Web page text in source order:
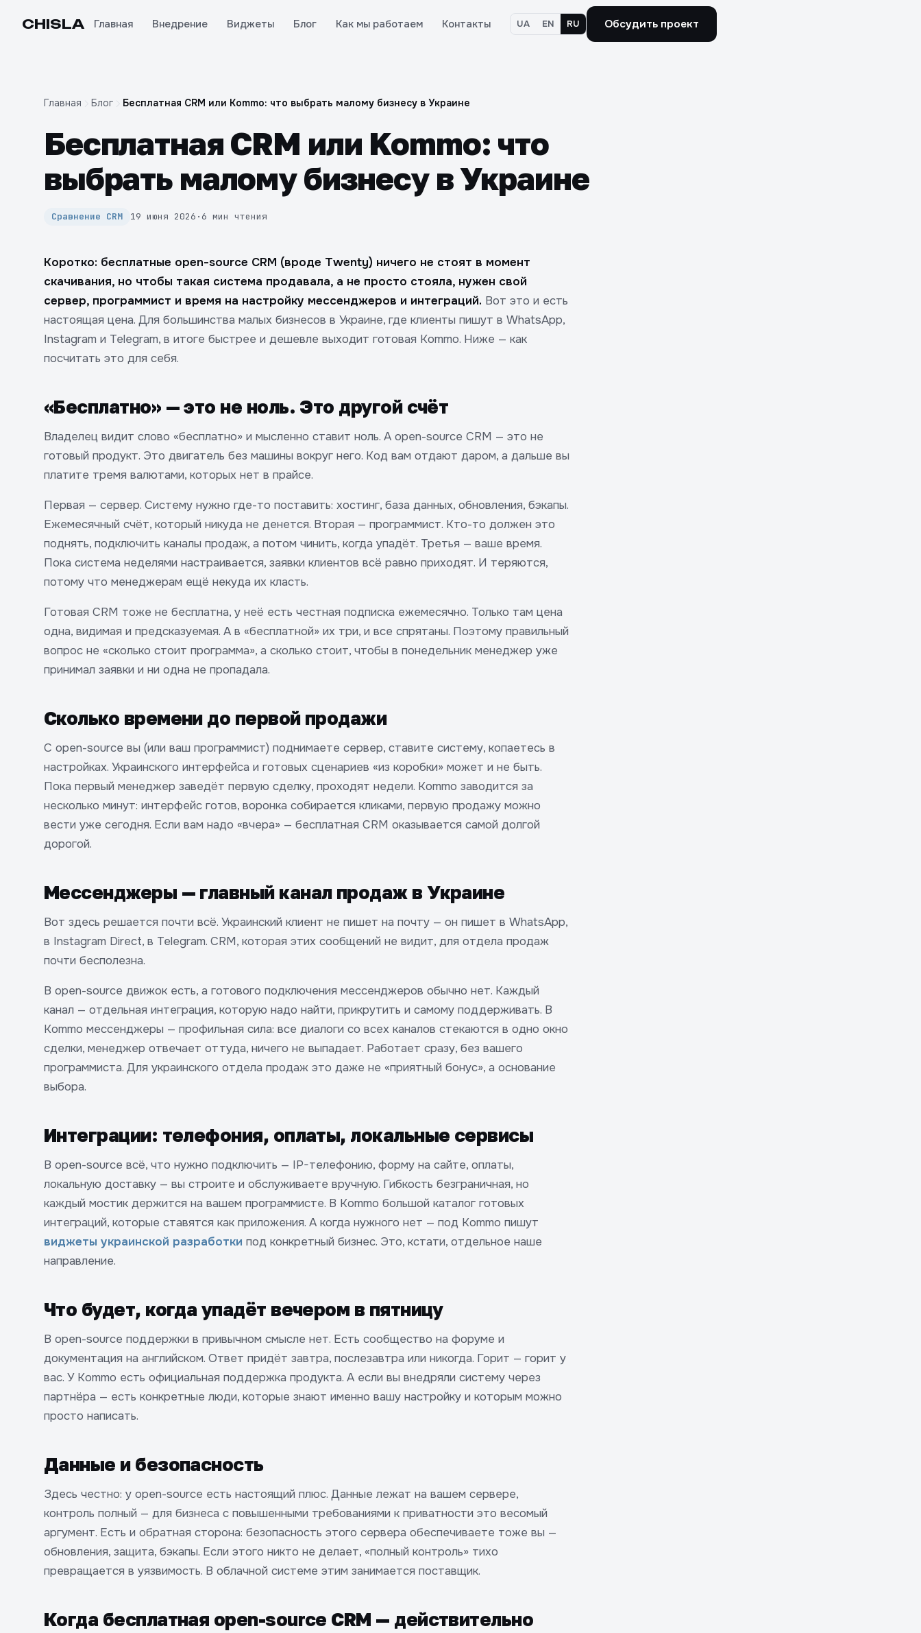
CHISLA Главная Внедрение Виджеты Блог Как мы работаем Контакты UA EN RU Обсудить проект
Главная Блог Бесплатная CRM или Kommo: что выбрать малому бизнесу в Украине
Бесплатная CRM или Kommo: что
выбрать малому бизнесу в Украине
Сравнение CRM 19 июня 2026 · 6 мин чтения
Коротко: бесплатные open-source CRM (вроде Twenty) ничего не стоят в момент
скачивания, но чтобы такая система продавала, а не просто стояла, нужен свой
сервер, программист и время на настройку мессенджеров и интеграций. Вот это и есть
настоящая цена. Для большинства малых бизнесов в Украине, где клиенты пишут в WhatsApp,
Instagram и Telegram, в итоге быстрее и дешевле выходит готовая Kommo. Ниже — как
посчитать это для себя.
«Бесплатно» — это не ноль. Это другой счёт
Владелец видит слово «бесплатно» и мысленно ставит ноль. А open-source CRM — это не
готовый продукт. Это двигатель без машины вокруг него. Код вам отдают даром, а дальше вы
платите тремя валютами, которых нет в прайсе.
Первая — сервер. Систему нужно где-то поставить: хостинг, база данных, обновления, бэкапы.
Ежемесячный счёт, который никуда не денется. Вторая — программист. Кто-то должен это
поднять, подключить каналы продаж, а потом чинить, когда упадёт. Третья — ваше время.
Пока система неделями настраивается, заявки клиентов всё равно приходят. И теряются,
потому что менеджерам ещё некуда их класть.
Готовая CRM тоже не бесплатна, у неё есть честная подписка ежемесячно. Только там цена
одна, видимая и предсказуемая. А в «бесплатной» их три, и все спрятаны. Поэтому правильный
вопрос не «сколько стоит программа», а сколько стоит, чтобы в понедельник менеджер уже
принимал заявки и ни одна не пропадала.
Сколько времени до первой продажи
С open-source вы (или ваш программист) поднимаете сервер, ставите систему, копаетесь в
настройках. Украинского интерфейса и готовых сценариев «из коробки» может и не быть.
Пока первый менеджер заведёт первую сделку, проходят недели. Kommo заводится за
несколько минут: интерфейс готов, воронка собирается кликами, первую продажу можно
вести уже сегодня. Если вам надо «вчера» — бесплатная CRM оказывается самой долгой
дорогой.
Мессенджеры — главный канал продаж в Украине
Вот здесь решается почти всё. Украинский клиент не пишет на почту — он пишет в WhatsApp,
в Instagram Direct, в Telegram. CRM, которая этих сообщений не видит, для отдела продаж
почти бесполезна.
В open-source движок есть, а готового подключения мессенджеров обычно нет. Каждый
канал — отдельная интеграция, которую надо найти, прикрутить и самому поддерживать. В
Kommo мессенджеры — профильная сила: все диалоги со всех каналов стекаются в одно окно
сделки, менеджер отвечает оттуда, ничего не выпадает. Работает сразу, без вашего
программиста. Для украинского отдела продаж это даже не «приятный бонус», а основание
выбора.
Интеграции: телефония, оплаты, локальные сервисы
В open-source всё, что нужно подключить — IP-телефонию, форму на сайте, оплаты,
локальную доставку — вы строите и обслуживаете вручную. Гибкость безграничная, но
каждый мостик держится на вашем программисте. В Kommo большой каталог готовых
интеграций, которые ставятся как приложения. А когда нужного нет — под Kommo пишут
виджеты украинской разработки под конкретный бизнес. Это, кстати, отдельное наше
направление.
Что будет, когда упадёт вечером в пятницу
В open-source поддержки в привычном смысле нет. Есть сообщество на форуме и
документация на английском. Ответ придёт завтра, послезавтра или никогда. Горит — горит у
вас. У Kommo есть официальная поддержка продукта. А если вы внедряли систему через
партнёра — есть конкретные люди, которые знают именно вашу настройку и которым можно
просто написать.
Данные и безопасность
Здесь честно: у open-source есть настоящий плюс. Данные лежат на вашем сервере,
контроль полный — для бизнеса с повышенными требованиями к приватности это весомый
аргумент. Есть и обратная сторона: безопасность этого сервера обеспечиваете тоже вы —
обновления, защита, бэкапы. Если этого никто не делает, «полный контроль» тихо
превращается в уязвимость. В облачной системе этим занимается поставщик.
Когда бесплатная open-source CRM — действительно